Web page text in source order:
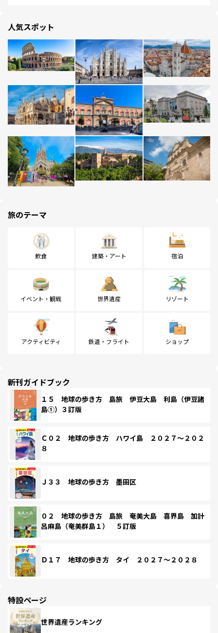
人気スポット
旅のテーマ
飲食 建築・アート 宿泊
イベント・観戦 世界遺産 リゾート
アクティビティ 鉄道・フライト ショップ
新刊ガイドブック
１５ 地球の歩き方 島旅 伊豆大島 利島（伊豆諸
島①）３訂版
Ｃ０２ 地球の歩き方 ハワイ島 ２０２７～２０２
８
Ｊ３３ 地球の歩き方 墨田区
０２ 地球の歩き方 島旅 奄美大島 喜界島 加計
呂麻島（奄美群島１） ５訂版
Ｄ１７ 地球の歩き方 タイ ２０２７～２０２８
特設ページ
世界遺産ランキング